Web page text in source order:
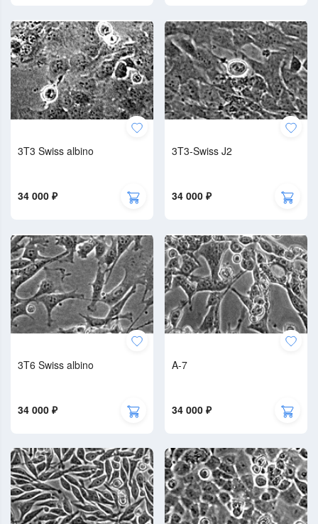
3T3 Swiss albino
34 000 ₽
3T3-Swiss J2
34 000 ₽
3T6 Swiss albino
34 000 ₽
A-7
34 000 ₽